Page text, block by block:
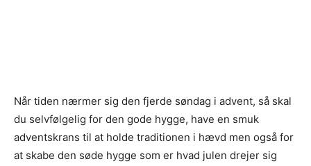
Når tiden nærmer sig den fjerde søndag i advent, så skal
du selvfølgelig for den gode hygge, have en smuk
adventskrans til at holde traditionen i hævd men også for
at skabe den søde hygge som er hvad julen drejer sig